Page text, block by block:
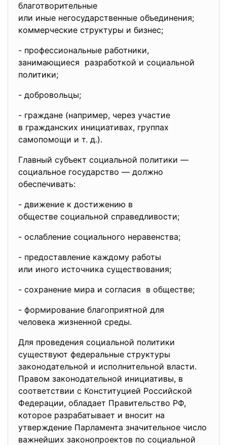
благотворительные
или иные негосударственные объединения;
коммерческие структуры и бизнес;
- профессиональные работники,
занимающиеся разработкой и социальной
политики;
- добровольцы;
- граждане (например, через участие
в гражданских инициативах, группах
самопомощи и т. д.).
Главный субъект социальной политики —
социальное государство — должно
обеспечивать:
- движение к достижению в
обществе социальной справедливости;
- ослабление социального неравенства;
- предоставление каждому работы
или иного источника существования;
- сохранение мира и согласия в обществе;
- формирование благоприятной для
человека жизненной среды.
Для проведения социальной политики
существуют федеральные структуры
законодательной и исполнительной власти.
Правом законодательной инициативы, в
соответствии с Конституцией Российской
Федерации, обладает Правительство РФ,
которое разрабатывает и вносит на
утверждение Парламента значительное число
важнейших законопроектов по социальной